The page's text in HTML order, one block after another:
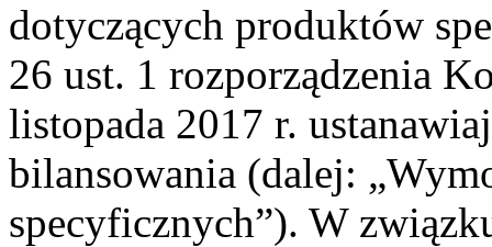
dotyczących produktów
26 ust. 1 rozporządzenia
listopada 2017 r.
bilansowania (dalej:
specyficznych”). W